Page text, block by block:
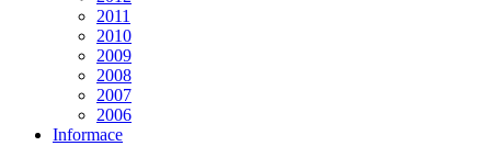
2011
2010
2009
2008
2007
2006
Informace